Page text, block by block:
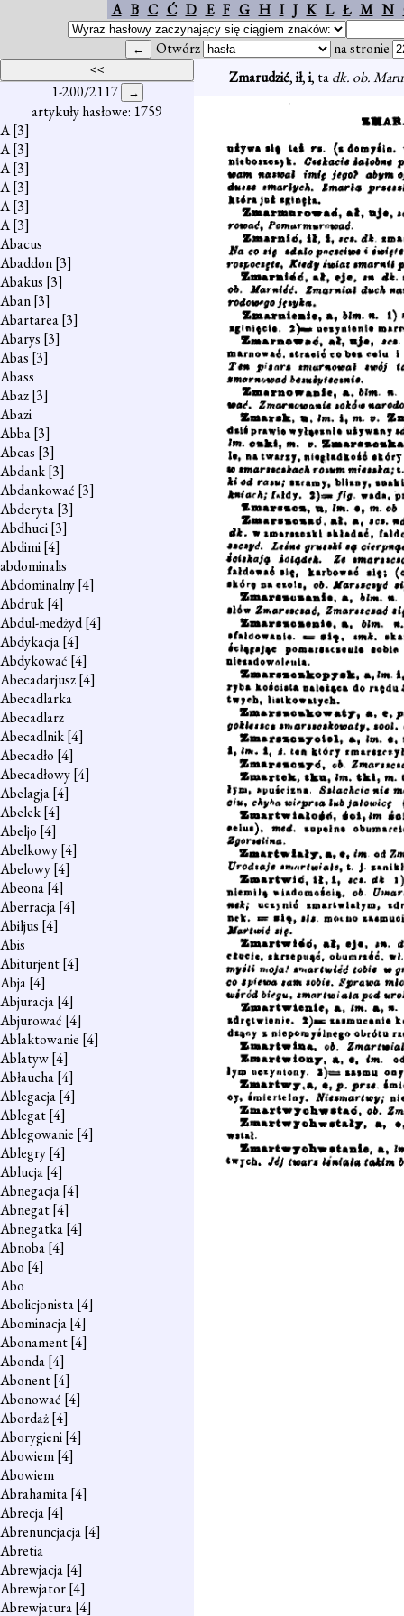
A B C Ć D E F G H I J K L Ł M N
Otwórz na stronie
1-200/2117
artykuły hasłowe: 1759
A[3]
A[3]
A[3]
A[3]
A[3]
A[3]
Abacus
Abaddon[3]
Abakus [3]
Aban[3]
Abartarea[3]
Abarys [3]
Abas [3]
Abass
Abaz[3]
Abazi
Abba[3]
Abcas [3]
Abdank[3]
Abdankować [3]
Abderyta[3]
Abdhuci[3]
Abdimi[4]
abdominalis
Abdominalny[4]
Abdruk[4]
Abdul-medżyd[4]
Abdykacja[4]
Abdykować [4]
Abecadarjusz[4]
Abecadlarka
Abecadlarz
Abecadlnik[4]
Abecadło [4]
Abecadłowy[4]
Abelagja[4]
Abelek[4]
Abeljo [4]
Abelkowy[4]
Abelowy[4]
Abeona[4]
Aberracja[4]
Abiljus [4]
Abis
Abiturjent[4]
Abja[4]
Abjuracja[4]
Abjurować [4]
Ablaktowanie [4]
Ablatyw[4]
Abłaucha[4]
Ablegacja[4]
Ablegat[4]
Ablegowanie [4]
Ablegry[4]
Ablucja[4]
Abnegacja[4]
Abnegat[4]
Abnegatka[4]
Abnoba[4]
Abo [4]
Abo
Abolicjonista[4]
Abominacja[4]
Abonament[4]
Abonda[4]
Abonent[4]
Abonować [4]
Abordaż[4]
Aborygieni[4]
Abowiem[4]
Abowiem
Abrahamita[4]
Abrecja[4]
Abrenuncjacja[4]
Abretia
Abrewjacja[4]
Abrewjator[4]
Abrewjatura[4]
Zmarudzić,ił,i, tadk. ob.